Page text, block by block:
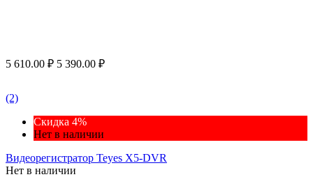
5 610.00 ₽ 5 390.00 ₽
(2)
Скидка 4%
Нет в наличии
Видеорегистратор Teyes X5-DVR
Нет в наличии